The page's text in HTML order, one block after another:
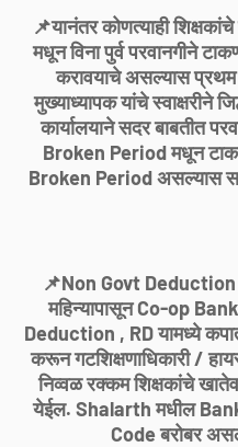
📌यानंतर कोणत्याही
मधून विना पुर्व परवानगीने
करावयाचे असल्यास प्रथम
मुख्याध्यापक यांचे स्वाक्षरीने
कार्यालयाने सदर बाबतीत
Broken Period मधून
Broken Period असल्यास
📌Non Govt Deduction
महिन्यापासून Co-op
Deduction , RD यामध्ये
करून गटशिक्षणाधिकारी /
निव्वळ रक्कम शिक्षकांचे
येईल. Shalarth मधील
Code बरोबर